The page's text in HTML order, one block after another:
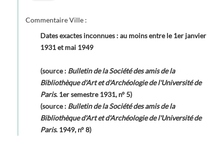
Commentaire Ville :
Dates exactes inconnues : au moins entre le 1er janvier
1931 et mai 1949
(source : Bulletin de la Société des amis de la
Bibliothèque d'Art et d'Archéologie de l'Université de
Paris. 1er semestre 1931, n° 5)
(source : Bulletin de la Société des amis de la
Bibliothèque d'Art et d'Archéologie de l'Université de
Paris. 1949, n° 8)